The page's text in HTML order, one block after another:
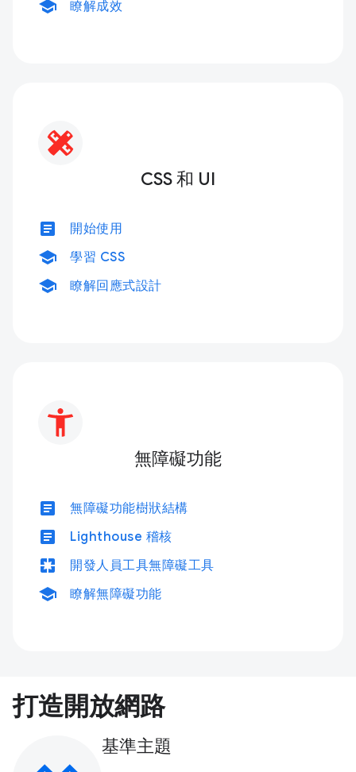
school 瞭解成效
CSS 和 UI
article 開始使用
school 學習 CSS
school 瞭解回應式設計
無障礙功能
article 無障礙功能樹狀結構
article Lighthouse 稽核
pages 開發人員工具無障礙工具
school 瞭解無障礙功能
打造開放網路
基準主題